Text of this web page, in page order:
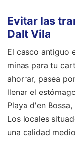
Evitar las
Dalt Vila
El casco antiguo
minas para tu
ahorrar, pasea
llenar el
Playa d'en
Los locales
una calidad